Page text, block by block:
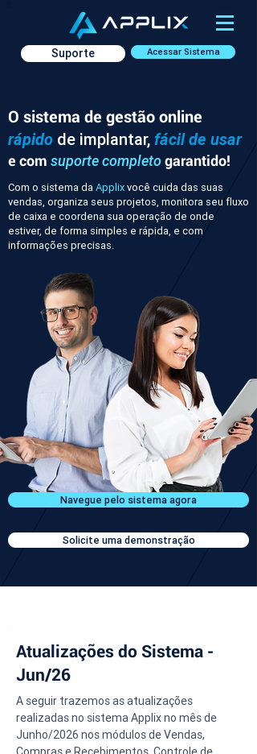
Acessar Sistema
Suporte
O sistema de gestão online
rápido de implantar, fácil de usar
e com suporte completogarantido!
Com o sistema daApplixvocê cuida das suas
vendas, organiza seus projetos, monitora seu fluxo
de caixa e coordena sua operação de onde
estiver, de forma simples e rápida, e com
informações precisas.
Navegue pelo sistema agora
Solicite uma demonstração
Atualizações do Sistema -
Jun/26
A seguir trazemos as atualizações
realizadas no sistema Applix no mês de
Junho/2026 nos módulos de Vendas,